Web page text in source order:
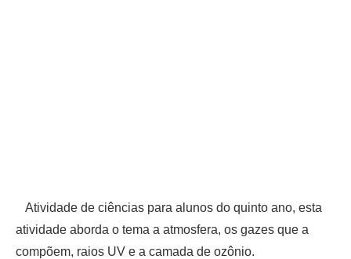
Atividade de ciências para alunos do quinto ano, esta
atividade aborda o tema a atmosfera, os gazes que a
compõem, raios UV e a camada de ozônio.